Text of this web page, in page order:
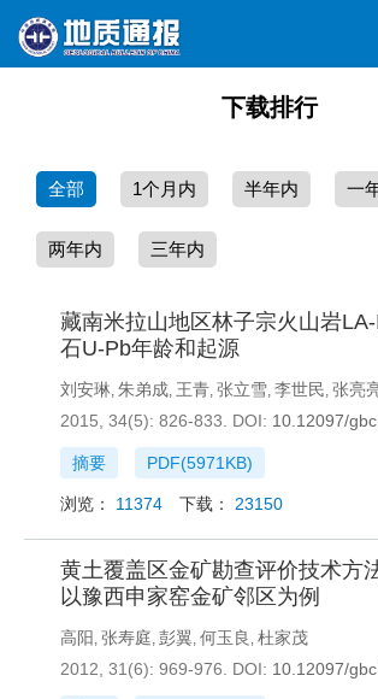
下载排行
全部 1个月内 半年内 一
两年内 三年内
藏南米拉山地区林子宗火山岩
石U-Pb年龄和起源
刘安琳, 朱弟成, 王青, 张立雪, 李世民, 张亮
2015, 34(5): 826-833.
DOI: 10.12097/
摘要 PDF(5971KB)
浏览： 11374 下载： 23150
黄土覆盖区金矿勘查评价技术
以豫西申家窑金矿邻区为例
高阳, 张寿庭, 彭翼, 何玉良 , 杜家茂
2012, 31(6): 969-976.
DOI: 10.12097/